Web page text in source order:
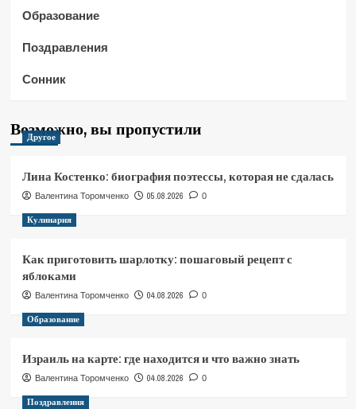
Образование
Поздравления
Сонник
Возможно, вы пропустили
Другое
Лина Костенко: биография поэтессы, которая не сдалась
Валентина Торомченко 05.08.2026 0
Кулинария
Как приготовить шарлотку: пошаговый рецепт с
яблоками
Валентина Торомченко 04.08.2026 0
Образование
Израиль на карте: где находится и что важно знать
Валентина Торомченко 04.08.2026 0
Поздравления